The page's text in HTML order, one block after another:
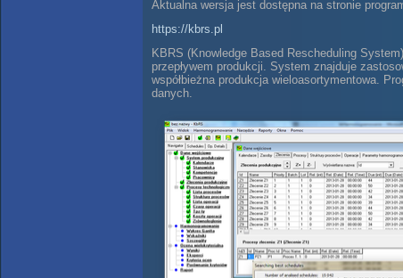
Aktualna wersja jest dostępna na stronie
https://kbrs.pl
KBRS (Knowledge Based Rescheduling
przepływem produkcji. System znajduje
współbieżna produkcja wieloasortymentowa.
danych.